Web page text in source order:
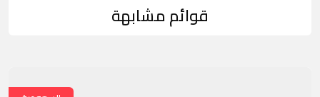
قوائم مشابهة